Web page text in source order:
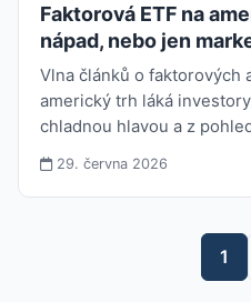
Faktorová ETF na
nápad, nebo jen
Vlna článků o faktorových
americký trh láká
chladnou hlavou a z
29. června 2026
1